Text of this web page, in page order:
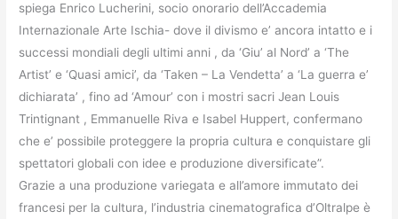
spiega Enrico Lucherini, socio onorario dell’Accademia
Internazionale Arte Ischia- dove il divismo e’ ancora intatto e i
successi mondiali degli ultimi anni , da ‘Giu’ al Nord’ a ‘The
Artist’ e ‘Quasi amici’, da ‘Taken – La Vendetta’ a ‘La guerra e’
dichiarata’ , fino ad ‘Amour’ con i mostri sacri Jean Louis
Trintignant , Emmanuelle Riva e Isabel Huppert, confermano
che e’ possibile proteggere la propria cultura e conquistare gli
spettatori globali con idee e produzione diversificate”.
Grazie a una produzione variegata e all’amore immutato dei
francesi per la cultura, l’industria cinematografica d’Oltralpe è